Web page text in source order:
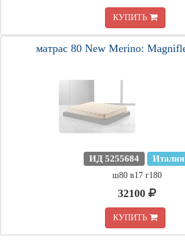
КУПИТЬ
матрас 80 New Merino:
ИД 5255684 Италия
ш80 в17 г180
32100
КУПИТЬ